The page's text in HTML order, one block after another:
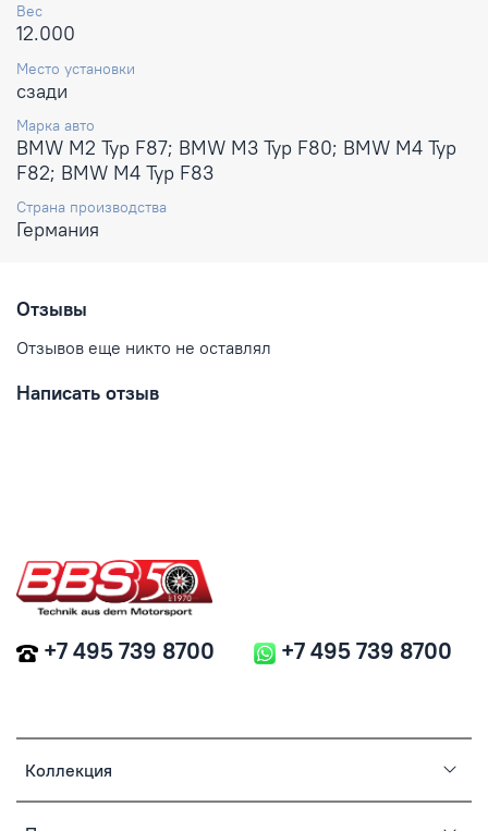
Вес
12.000
Место установки
сзади
Марка авто
BMW M2 Typ F87; BMW M3 Typ F80; BMW M4 Typ
F82; BMW M4 Typ F83
Страна производства
Германия
Отзывы
Отзывов еще никто не оставлял
Написать отзыв
Коллекция
+7 495 739 8700 +7 495 739 8700